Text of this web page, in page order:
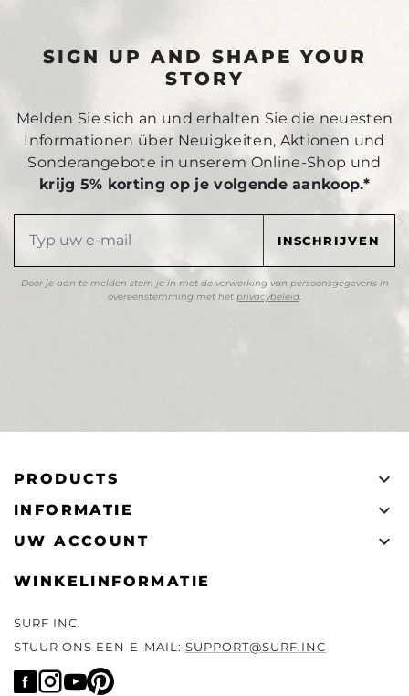
SIGN UP AND SHAPE YOUR
STORY
Melden Sie sich an und erhalten Sie die neuesten
Informationen über Neuigkeiten, Aktionen und
Sonderangebote in unserem Online-Shop und
krijg 5% korting op je volgende aankoop.*
Door je aan te melden stem je in met de verwerking van persoonsgegevens in
overeenstemming met het privacybeleid.
PRODUCTS 
INFORMATIE 
UW ACCOUNT 
WINKELINFORMATIE
SURF INC.
STUUR ONS EEN E-MAIL: SUPPORT@SURF.INC